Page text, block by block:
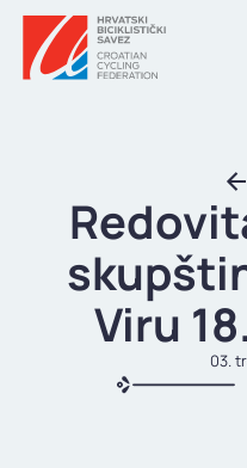
KALENDAR
REZULTATI
TIJELA HBS-A
Viru
03.